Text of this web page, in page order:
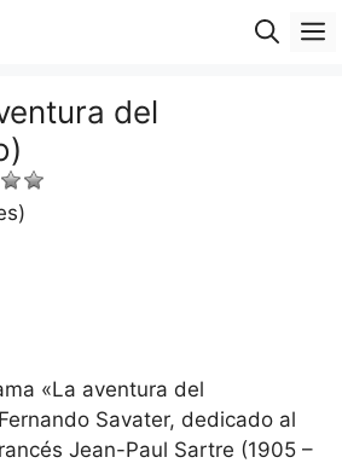
del
«La aventura del
Savater, dedicado al
Jean-Paul Sartre (1905 –